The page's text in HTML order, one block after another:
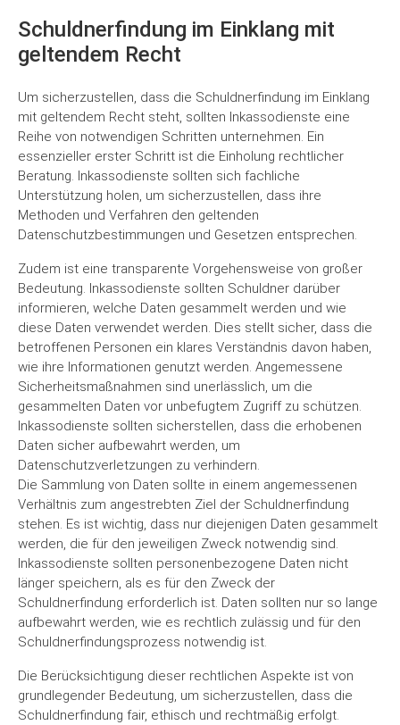
Schuldnerfindung im Einklang mit
geltendem Recht
Um sicherzustellen, dass die Schuldnerfindung im Einklang
mit geltendem Recht steht, sollten Inkassodienste eine
Reihe von notwendigen Schritten unternehmen. Ein
essenzieller erster Schritt ist die Einholung rechtlicher
Beratung. Inkassodienste sollten sich fachliche
Unterstützung holen, um sicherzustellen, dass ihre
Methoden und Verfahren den geltenden
Datenschutzbestimmungen und Gesetzen entsprechen.
Zudem ist eine transparente Vorgehensweise von großer
Bedeutung. Inkassodienste sollten Schuldner darüber
informieren, welche Daten gesammelt werden und wie
diese Daten verwendet werden. Dies stellt sicher, dass die
betroffenen Personen ein klares Verständnis davon haben,
wie ihre Informationen genutzt werden. Angemessene
Sicherheitsmaßnahmen sind unerlässlich, um die
gesammelten Daten vor unbefugtem Zugriff zu schützen.
Inkassodienste sollten sicherstellen, dass die erhobenen
Daten sicher aufbewahrt werden, um
Datenschutzverletzungen zu verhindern.
Die Sammlung von Daten sollte in einem angemessenen
Verhältnis zum angestrebten Ziel der Schuldnerfindung
stehen. Es ist wichtig, dass nur diejenigen Daten gesammelt
werden, die für den jeweiligen Zweck notwendig sind.
Inkassodienste sollten personenbezogene Daten nicht
länger speichern, als es für den Zweck der
Schuldnerfindung erforderlich ist. Daten sollten nur so lange
aufbewahrt werden, wie es rechtlich zulässig und für den
Schuldnerfindungsprozess notwendig ist.
Die Berücksichtigung dieser rechtlichen Aspekte ist von
grundlegender Bedeutung, um sicherzustellen, dass die
Schuldnerfindung fair, ethisch und rechtmäßig erfolgt.